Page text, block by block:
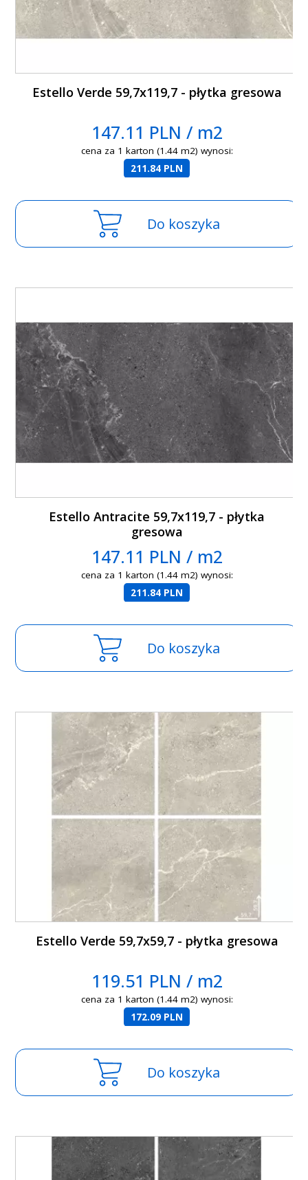
Estello Verde 59,7x119,7 - płytka gresowa
147.11 PLN / m2
cena za 1 karton (1.44 m2) wynosi:
211.84 PLN
Do koszyka
Estello Antracite 59,7x119,7 - płytka
gresowa
147.11 PLN / m2
cena za 1 karton (1.44 m2) wynosi:
211.84 PLN
Do koszyka
Estello Verde 59,7x59,7 - płytka gresowa
119.51 PLN / m2
cena za 1 karton (1.44 m2) wynosi:
172.09 PLN
Do koszyka